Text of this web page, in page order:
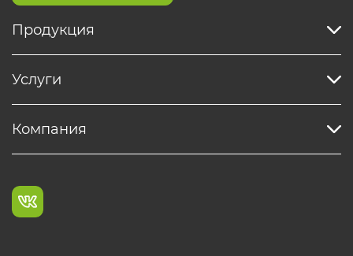
Продукция
Услуги
Компания